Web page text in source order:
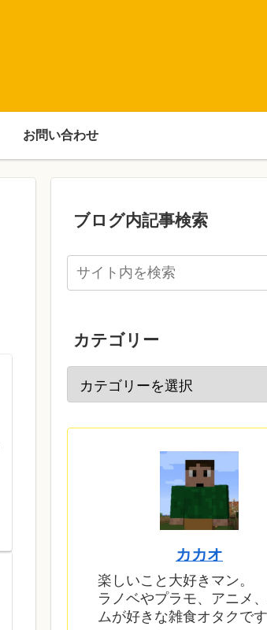
お問い合わせ
ブログ内記事検索
カテゴリー
カカオ
楽しいこと大好きマン。
ラノベやプラモ、アニメ
ムが好きな雑食オタクです